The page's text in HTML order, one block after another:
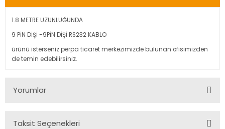
1.8 METRE UZUNLUĞUNDA
9 PİN DİŞİ -9PİN DİŞİ RS232 KABLO
ürünü isterseniz perpa ticaret merkezimizde bulunan ofisimizden
de temin edebilirsiniz.
Yorumlar
Taksit Seçenekleri